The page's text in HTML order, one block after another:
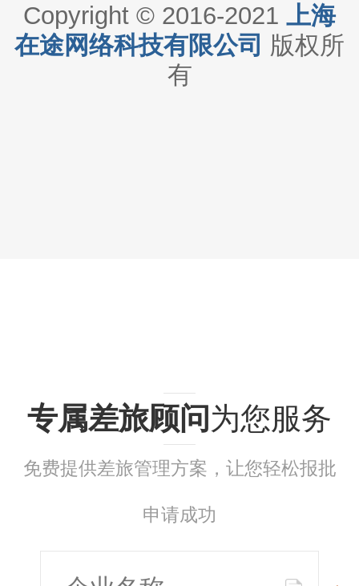
Copyright © 2016-2021 上海
在途网络科技有限公司 版权所
有
专属差旅顾问 为您服务
免费提供差旅管理方案，让您轻松报批
申请成功